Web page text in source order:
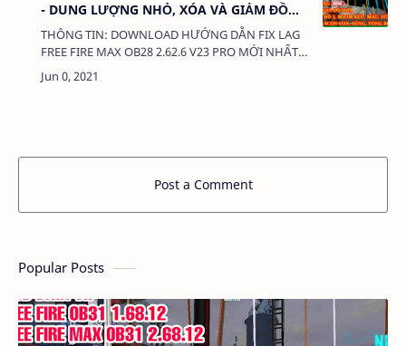
- DUNG LƯỢNG NHỎ, XÓA VÀ GIẢM ĐỒ
HỌA CỰC MƯỢT
THÔNG TIN: DOWNLOAD HƯỚNG DẪN FIX LAG
FREE FIRE MAX OB28 2.62.6 V23 PRO MỚI NHẤT -
DUNG LƯỢNG NHỎ, XÓA VÀ GIẢM ĐỒ HỌA CỰC
Post a Comment
Popular Posts